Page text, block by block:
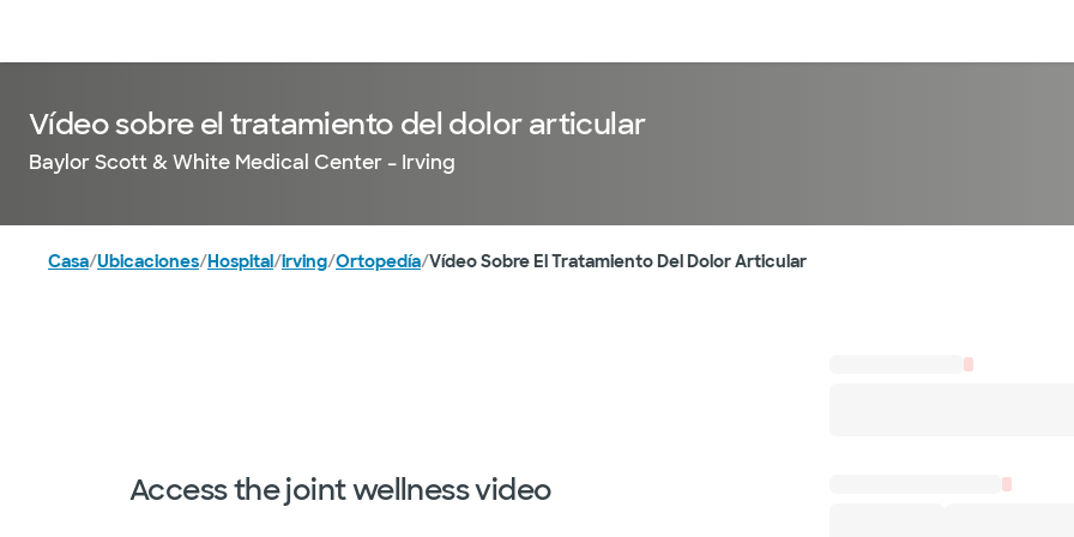
Vídeo sobre el tratamiento del dolor articular
Baylor Scott & White Medical Center – Irving
Casa/Ubicaciones/Hospital/irving/Ortopedía/Vídeo Sobre El Tratamiento Del Dolor Articular
Access the joint wellness video